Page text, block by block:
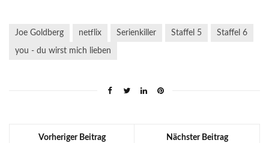
Joe Goldberg netflix Serienkiller Staffel 5 Staffel 6
you - du wirst mich lieben
Vorheriger Beitrag Nächster Beitrag